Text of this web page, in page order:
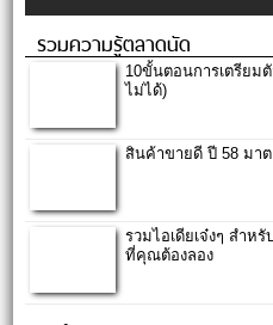
รวมความรู้ตลาดนัด
10ขั้นตอนการเตรีย
ไม่ได้)
สินค้าขายดี ปี 58 มา
รวมไอเดียเจ๋งๆ สำห
ที่คุณต้องลอง